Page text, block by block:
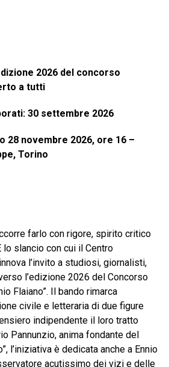
2026 del concorso
a tutti
30 settembre 2026
28 novembre 2026, ore 16 –
Torino
farlo con rigore, spirito critico
slancio con cui il Centro
l’invito a studiosi, giornalisti,
l’edizione 2026 del Concorso
Flaiano”. Il bando rimarca
civile e letteraria di due figure
indipendente il loro tratto
Pannunzio, anima fondante del
l’iniziativa è dedicata anche a Ennio
acutissimo dei vizi e delle